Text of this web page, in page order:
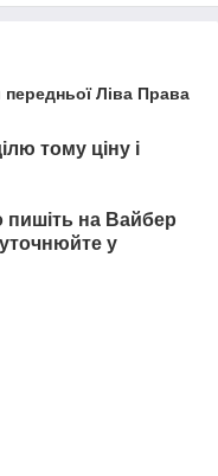
Ліва Права
тому ціну і
пишіть на Вайбер
у